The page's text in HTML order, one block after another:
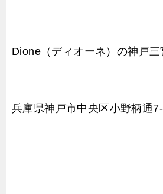
Dione（ディオーネ）の神戸三
兵庫県神戸市中央区小野柄通